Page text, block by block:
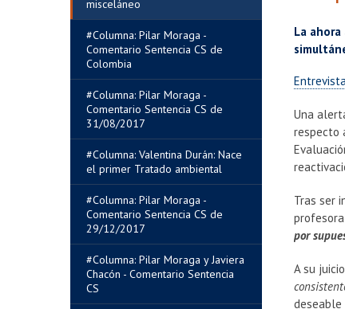
#Columna: Pilar Moraga y Javiera
Chacón - Comentario Sentencia
CS
#Columna: Pilar Moraga -
Comentario Sentencia CS de
29/12/2017
#Columna: Valentina Durán: Nace
el primer Tratado ambiental
#Columna: Pilar Moraga -
Comentario Sentencia CS de
31/08/2017
#Columna: Pilar Moraga -
Comentario Sentencia CS de
Colombia
misceláneo
La
Una
respecto
Tras ser
por
A su
deseable